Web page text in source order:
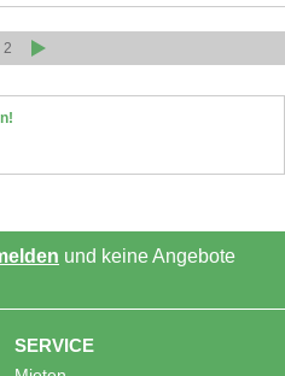
2
und keine Angebote
SERVICE